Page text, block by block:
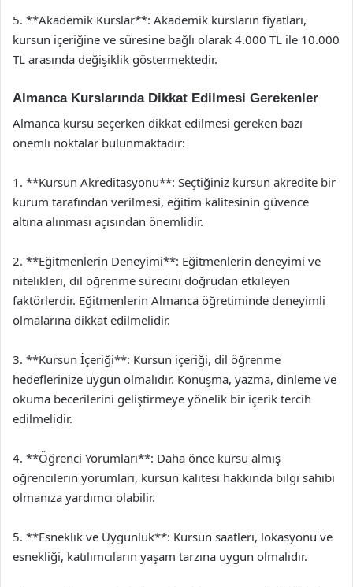
5. **Akademik Kurslar**: Akademik kursların fiyatları,
kursun içeriğine ve süresine bağlı olarak 4.000 TL ile 10.000
TL arasında değişiklik göstermektedir.
Almanca Kurslarında Dikkat Edilmesi Gerekenler
Almanca kursu seçerken dikkat edilmesi gereken bazı
önemli noktalar bulunmaktadır:
1. **Kursun Akreditasyonu**: Seçtiğiniz kursun akredite bir
kurum tarafından verilmesi, eğitim kalitesinin güvence
altına alınması açısından önemlidir.
2. **Eğitmenlerin Deneyimi**: Eğitmenlerin deneyimi ve
nitelikleri, dil öğrenme sürecini doğrudan etkileyen
faktörlerdir. Eğitmenlerin Almanca öğretiminde deneyimli
olmalarına dikkat edilmelidir.
3. **Kursun İçeriği**: Kursun içeriği, dil öğrenme
hedeflerinize uygun olmalıdır. Konuşma, yazma, dinleme ve
okuma becerilerini geliştirmeye yönelik bir içerik tercih
edilmelidir.
4. **Öğrenci Yorumları**: Daha önce kursu almış
öğrencilerin yorumları, kursun kalitesi hakkında bilgi sahibi
olmanıza yardımcı olabilir.
5. **Esneklik ve Uygunluk**: Kursun saatleri, lokasyonu ve
esnekliği, katılımcıların yaşam tarzına uygun olmalıdır.